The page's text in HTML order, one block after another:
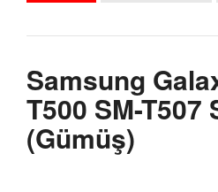
Samsung
T500 SM-T507
(Gümüş)